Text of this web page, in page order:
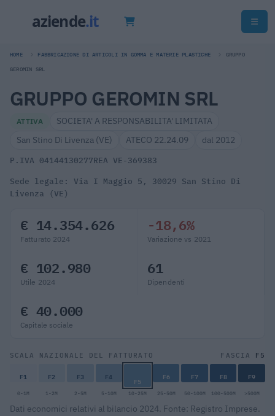
HOME FABBRICAZIONE DI ARTICOLI IN GOMMA E MATERIE PLASTICHE GRUPPO
GEROMIN SRL
GRUPPO GEROMIN SRL
ATTIVA
SOCIETA' A RESPONSABILITA' LIMITATA
San Stino Di Livenza (VE)
ATECO 22.24.09 dal 2012
P.IVA 04144130277REA VE-369383
Sede legale: Via I Maggio 5, 30029 San Stino Di
Livenza (VE)
€ 14.354.626
Fatturato 2024
-18,6%
Variazione vs 2021
€ 102.980
Utile 2024
61
Dipendenti
€ 40.000
Capitale sociale
SCALA NAZIONALE DEL FATTURATO FASCIA F5
F1 F2 F3 F4 F5 F6 F7 F8 F9
0-1M 1-2M 2-5M 5-10M 10-25M 25-50M 50-100M 100-500M >500M
Dati economici relativi al bilancio 2024. Fonte: Registro Imprese.